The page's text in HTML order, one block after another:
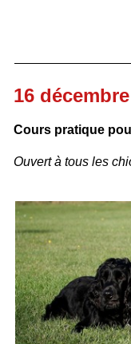
16
Cours pratique
Ouvert à tous les